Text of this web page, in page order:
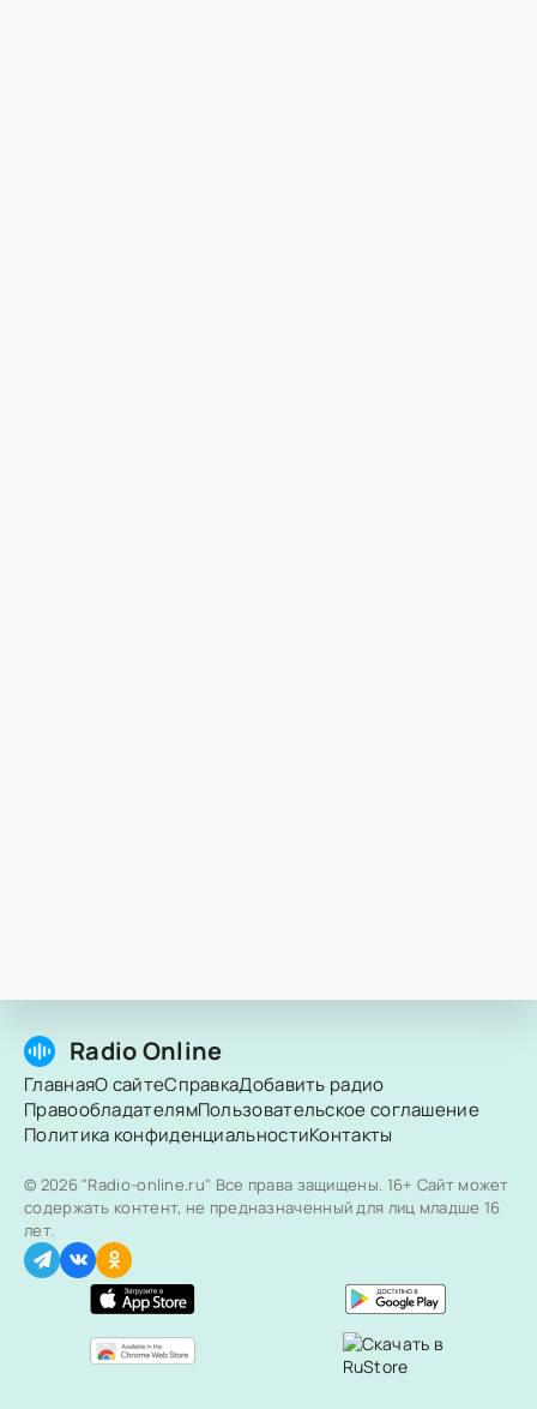
Radio Online
ГлавнаяО сайтеСправкаДобавить радио
ПравообладателямПользовательское соглашение
Политика конфиденциальностиКонтакты
© 2026 "Radio-online.ru" Все права защищены. 16+ Сайт может
содержать контент, не предназначенный для лиц младше 16
лет.